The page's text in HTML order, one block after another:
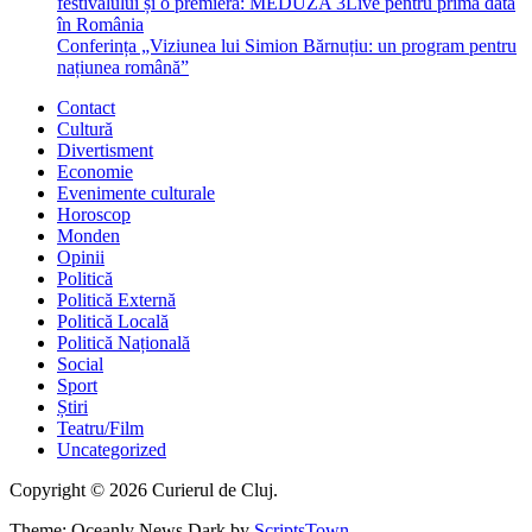
în România
Conferința „Viziunea lui Simion Bărnuțiu: un program pentru
națiunea română”
Contact
Cultură
Divertisment
Economie
Evenimente culturale
Horoscop
Monden
Opinii
Politică
Politică Externă
Politică Locală
Politică Națională
Social
Sport
Știri
Teatru/Film
Uncategorized
Copyright © 2026 Curierul de Cluj.